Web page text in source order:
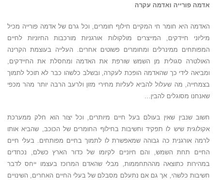
אדמה פורייה ואדמה עקרה
האדמה היא חומר חי המקיים חילוף חומרים, וכל גרם של אדמה פורייה מכיל
מיליוני חיידקים, המייצרים מולקולות אורגניות מורכבות החיוניות לחיים
המפותחים ממינרלים ומחומרים פשוטים אחרים. העלייה בעוצמת הקרינה
האולטרה סגולית מן השמש שורפת את האדמה ומחסלת את החיידקים,
ומביאה לידי כך שהאדמה הופכת לעקרה, ובשלב כלשהו כבר לא תוכל לתמוך
בצמחייה, מה שעלול להביא לעליות מחירי מזון ולרעב הרבה יותר מהר מכפי
שאנחנו מסוגלים להבין…
חשוב שנבין שאין בעולם בעל חיים מיותרים, וכל יצור הוא חלק ממערכת
אקולוגית שיש לו תפקיד וחשיבות בחילוף החומרים של הכוכב, שהביא אותו
לרמה אורגנית כה גבוהה שמאפשרת לו לתמוך בחיים מפותחים. בעלי חיים
החיים תחת השמש, והם חיוניים לקיומו של כדור הארץ כשלם, נכחדים
במהירות כתוצאה מההתחממות, מבלי שהאדם המרוכז בעצמו ייחס לדבר
חשיבות כלשהי, אך גם אם נתעלם מסבלם של בעלי החיים האחרים, השינויים